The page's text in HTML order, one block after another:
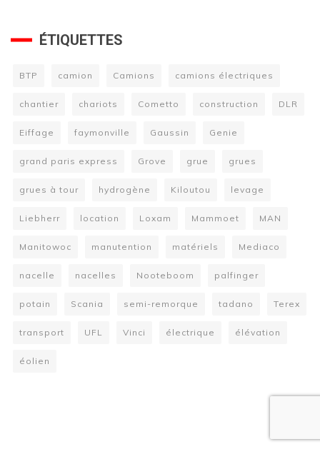
ÉTIQUETTES
BTP camion Camions camions électriques
chantier chariots Cometto construction DLR
Eiffage faymonville Gaussin Genie
grand paris express Grove grue grues
grues à tour hydrogène Kiloutou levage
Liebherr location Loxam Mammoet MAN
Manitowoc manutention matériels Mediaco
nacelle nacelles Nooteboom palfinger
potain Scania semi-remorque tadano Terex
transport UFL Vinci électrique élévation
éolien